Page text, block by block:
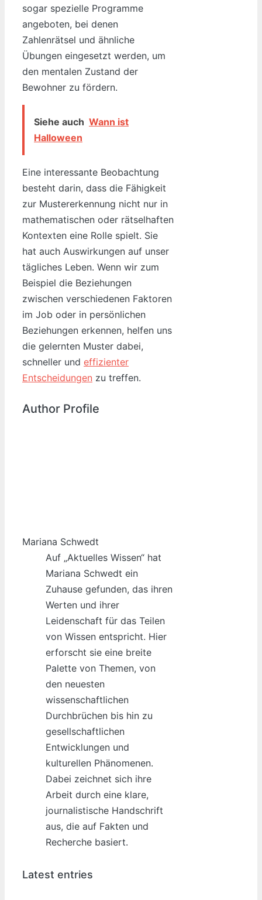
sogar spezielle Programme
angeboten, bei denen
Zahlenrätsel und ähnliche
Übungen eingesetzt werden, um
den mentalen Zustand der
Bewohner zu fördern.
Siehe auch Wann ist
Halloween
Eine interessante Beobachtung
besteht darin, dass die Fähigkeit
zur Mustererkennung nicht nur in
mathematischen oder rätselhaften
Kontexten eine Rolle spielt. Sie
hat auch Auswirkungen auf unser
tägliches Leben. Wenn wir zum
Beispiel die Beziehungen
zwischen verschiedenen Faktoren
im Job oder in persönlichen
Beziehungen erkennen, helfen uns
die gelernten Muster dabei,
schneller und effizienter
Entscheidungen zu treffen.
Author Profile
Mariana Schwedt
Auf „Aktuelles Wissen“ hat
Mariana Schwedt ein
Zuhause gefunden, das ihren
Werten und ihrer
Leidenschaft für das Teilen
von Wissen entspricht. Hier
erforscht sie eine breite
Palette von Themen, von
den neuesten
wissenschaftlichen
Durchbrüchen bis hin zu
gesellschaftlichen
Entwicklungen und
kulturellen Phänomenen.
Dabei zeichnet sich ihre
Arbeit durch eine klare,
journalistische Handschrift
aus, die auf Fakten und
Recherche basiert.
Latest entries